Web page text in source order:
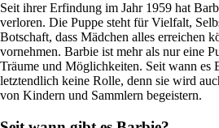
Seit ihrer Erfindung im Jahr 1959 hat
verloren. Die Puppe steht für Vielfalt,
Botschaft, dass Mädchen alles erreichen
vornehmen. Barbie ist mehr als nur eine
Träume und Möglichkeiten. Seit wann es
letztendlich keine Rolle, denn sie wird
von Kindern und Sammlern begeistern.